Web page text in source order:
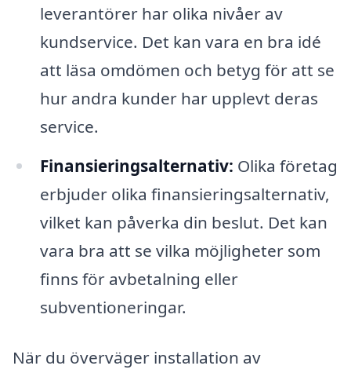
leverantörer har olika nivåer av
kundservice. Det kan vara en bra idé
att läsa omdömen och betyg för att se
hur andra kunder har upplevt deras
service.
Finansieringsalternativ: Olika företag
erbjuder olika finansieringsalternativ,
vilket kan påverka din beslut. Det kan
vara bra att se vilka möjligheter som
finns för avbetalning eller
subventioneringar.
När du överväger installation av